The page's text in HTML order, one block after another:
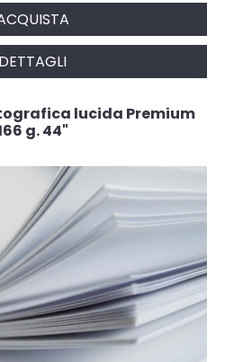
DETTAGLI
lucida Premium
g. 44"